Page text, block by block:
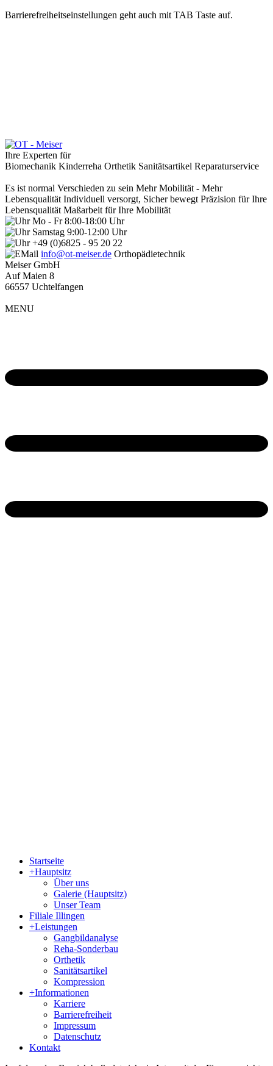
Barrierefreiheitseinstellungen geht auch mit TAB Taste auf.
Ihre Experten für
Biomechanik Kinderreha Orthetik Sanitätsartikel Reparaturservice
Es ist normal Verschieden zu sein Mehr Mobilität - Mehr
Lebensqualität Individuell versorgt, Sicher bewegt Präzision für Ihre
Lebensqualität Maßarbeit für Ihre Mobilität
Mo - Fr 8:00-18:00 Uhr
Samstag 9:00-12:00 Uhr
+49 (0)6825 - 95 20 22
info@ot-meiser.de Orthopädietechnik
Meiser GmbH
Auf Maien 8
66557 Uchtelfangen
MENU
Startseite
+Hauptsitz
Über uns
Galerie (Hauptsitz)
Unser Team
Filiale Illingen
+Leistungen
Gangbildanalyse
Reha-Sonderbau
Orthetik
Sanitätsartikel
Kompression
+Informationen
Karriere
Barrierefreiheit
Impressum
Datenschutz
Kontakt